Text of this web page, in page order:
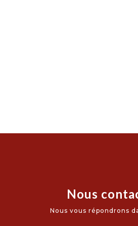
Nous
Nous vous répondrons